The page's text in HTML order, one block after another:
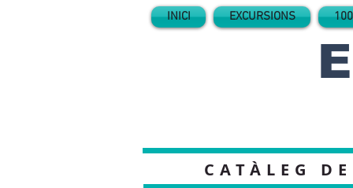
INICI EXCURSIONS
CATÀLEG